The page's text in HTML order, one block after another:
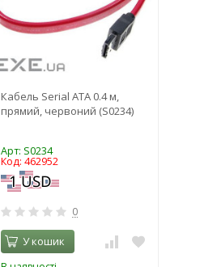
Кабель Serial ATA 0.4 м,
прямий, червоний (S0234)
Арт: S0234
Код: 462952
0
У кошик